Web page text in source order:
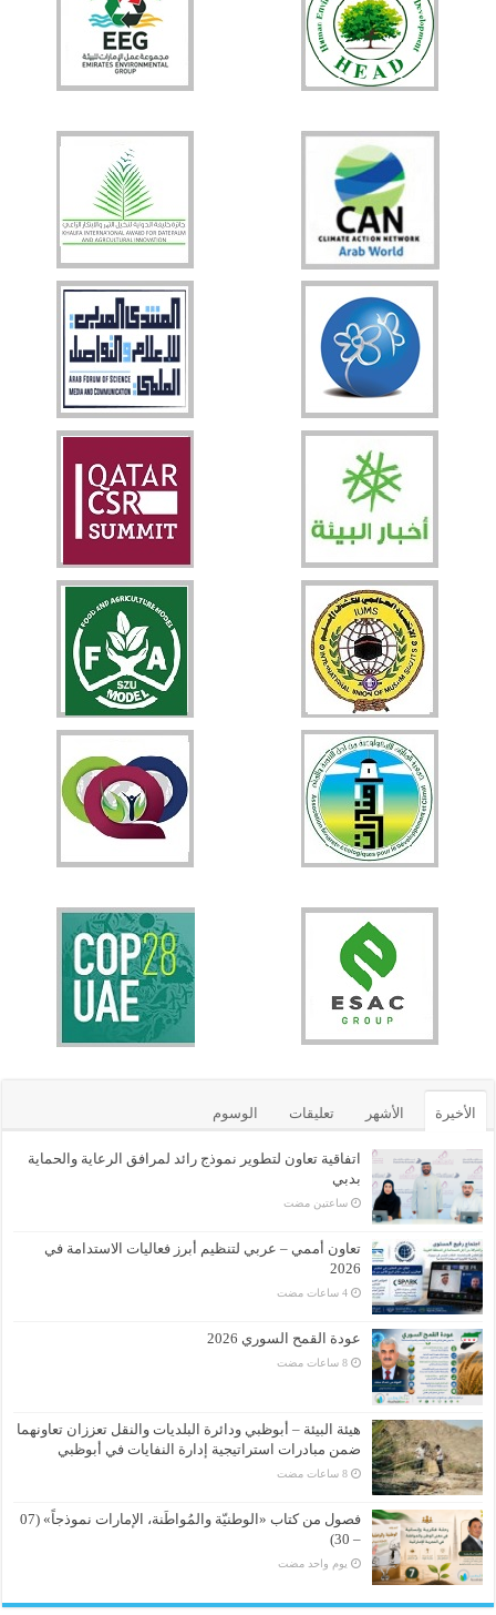
الأخيرة الأشهر تعليقات الوسوم
اتفاقية تعاون لتطوير نموذج رائد لمرافق الرعاية والحماية
بدبي
‏ساعتين مضت
تعاون أممي – عربي لتنظيم أبرز فعاليات الاستدامة في
2026
عودة القمح السوري 2026
هيئة البيئة – أبوظبي ودائرة البلديات والنقل تعززان تعاونهما
ضمن مبادرات استراتيجية إدارة النفايات في أبوظبي
فصول من كتاب «الوطنيّة والمُواطَنة، الإمارات نموذجاً» (07
– 30)
‏يوم واحد مضت